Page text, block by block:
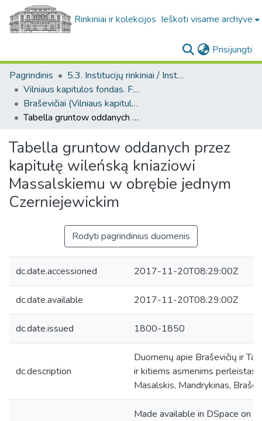
Rinkiniai ir kolekcijos Ieškoti visame archyve
Prisijungti
Pagrindinis
5.3. Institucijų rinkiniai / Institutional collections
Vilniaus kapitulos fondas. F43
Braševičiai (Vilniaus kapitulos fondas. F43. Bažnytinės valdos)
Tabella gruntow oddanych przez kapitułę wileńską kniaziowi Massalskiemu w obrębie jednym Czerniejewickim
Tabella gruntow oddanych przez
kapitułę wileńską kniaziowi
Massalskiemu w obrębie jednym
Czerniejewickim
Rodyti pagrindinius duomenis
dc.date.accessioned 2017-11-20T08:29:00Z
dc.date.available 2017-11-20T08:29:00Z
dc.date.issued 1800-1850
dc.description
Duomenų apie Braševičių ir
ir kitiems asmenims perleistas
Masalskis, Mandrykinas,
Made available in DSpace on